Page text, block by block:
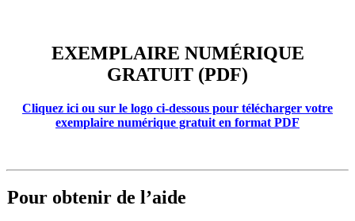
EXEMPLAIRE NUMÉRIQUE
GRATUIT (PDF)
Cliquez ici ou sur le logo ci-dessous pour télécharger votre
exemplaire numérique gratuit en format PDF
Pour obtenir de l’aide